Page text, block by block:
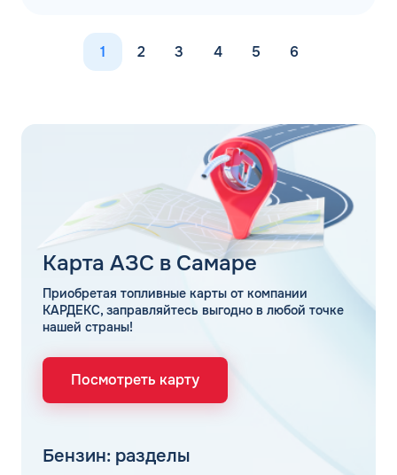
1 2 3 4 5 6
Карта АЗС в Самаре
Приобретая топливные карты от компании
КАРДЕКС, заправляйтесь выгодно в любой точке
нашей страны!
Посмотреть карту
Бензин: разделы